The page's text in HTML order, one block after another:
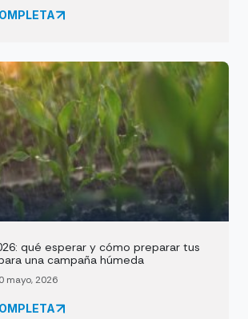
qué esperar y cómo preparar tus
una campaña húmeda
mayo, 2026